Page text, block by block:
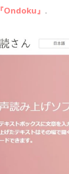
『Ondoku』 .